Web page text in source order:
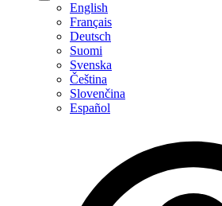
English
Français
Deutsch
Suomi
Svenska
Čeština
Slovenčina
Español